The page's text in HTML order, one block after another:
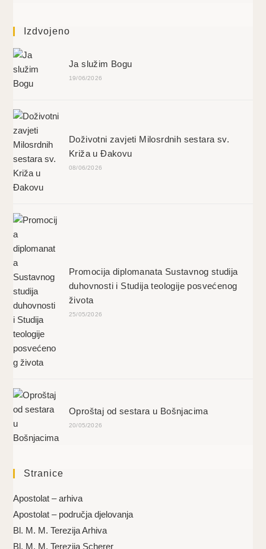
Izdvojeno
Ja služim Bogu
19/06/2026
Doživotni zavjeti Milosrdnih sestara sv.
Križa u Đakovu
08/06/2026
Promocija diplomanata Sustavnog studija
duhovnosti i Studija teologije posvećenog
života
25/05/2026
Oproštaj od sestara u Bošnjacima
20/05/2026
Stranice
Apostolat – arhiva
Apostolat – područja djelovanja
Bl. M. M. Terezija Arhiva
Bl. M. M. Terezija Scherer